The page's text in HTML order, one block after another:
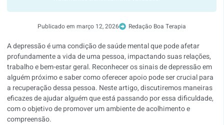
Publicado em março 12, 2026 Redação Boa Terapia
A depressão é uma condição de saúde mental que pode afetar
profundamente a vida de uma pessoa, impactando suas relações,
trabalho e bem-estar geral. Reconhecer os sinais de depressão em
alguém próximo e saber como oferecer apoio pode ser crucial para
a recuperação dessa pessoa. Neste artigo, discutiremos maneiras
eficazes de ajudar alguém que está passando por essa dificuldade,
com o objetivo de promover um ambiente de acolhimento e
compreensão.